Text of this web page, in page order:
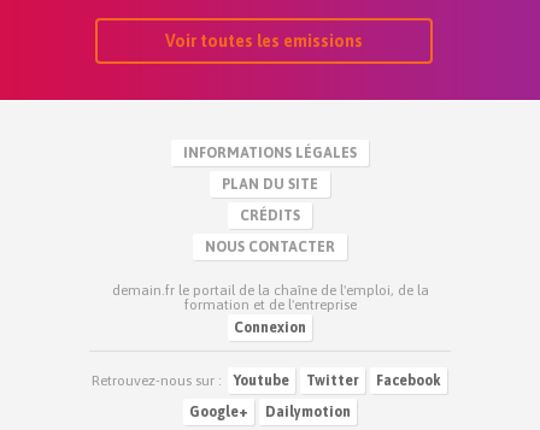
Voir toutes les emissions
INFORMATIONS LÉGALES
PLAN DU SITE
CRÉDITS
NOUS CONTACTER
demain.fr le portail de la chaîne de l'emploi, de la
formation et de l'entreprise
Connexion
Retrouvez-nous sur : Youtube Twitter
Facebook
Google+
Dailymotion